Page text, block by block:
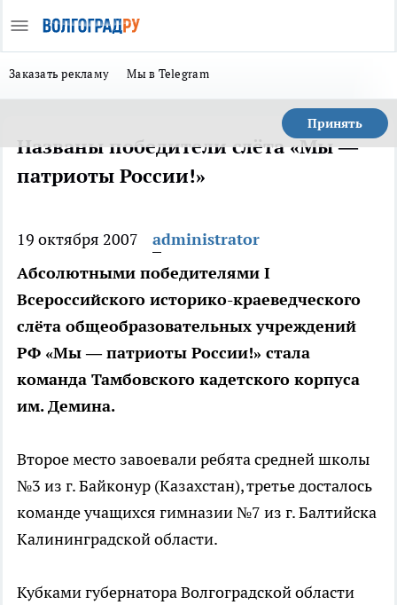
Заказать рекламу Мы в Telegram
Принять
Названы победители слёта «Мы —
патриоты России!»
19 октября 2007
administrator
Абсолютными победителями I
Всероссийского историко-краеведческого
слёта общеобразовательных учреждений
РФ «Мы — патриоты России!» стала
команда Тамбовского кадетского корпуса
им. Демина.
Второе место завоевали ребята средней школы
№3 из г. Байконур (Казахстан), третье досталось
команде учащихся гимназии №7 из г. Балтийска
Калининградской области.
Кубками губернатора Волгоградской области